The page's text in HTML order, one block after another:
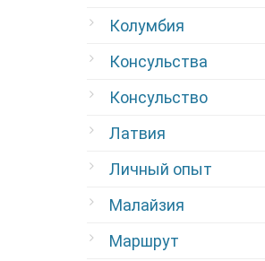
Колумбия
Консульства
Консульство
Латвия
Личный опыт
Малайзия
Маршрут